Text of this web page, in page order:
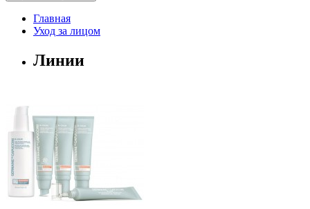
Главная
Уход за лицом
Линии